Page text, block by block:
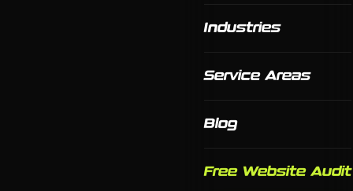
Industries
Service Areas
Blog
Free Website Audit